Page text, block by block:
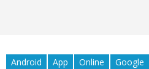
Android App Online Google